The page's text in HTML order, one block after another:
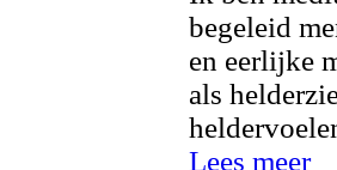
begeleid
en eerlijke
als
Lees meer